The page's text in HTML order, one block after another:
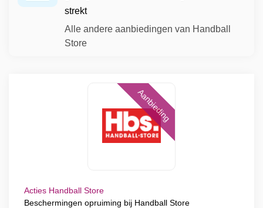
strekt
Alle andere aanbiedingen van Handball
Store
Aanbieding
Acties Handball Store
Beschermingen opruiming bij Handball Store